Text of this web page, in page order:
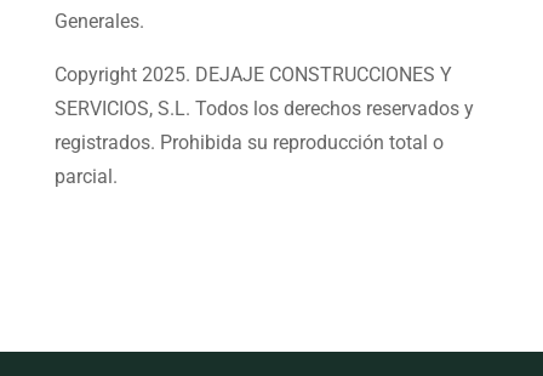
Generales.
Copyright 2025. DEJAJE CONSTRUCCIONES Y
SERVICIOS, S.L. Todos los derechos reservados y
registrados. Prohibida su reproducción total o
parcial.